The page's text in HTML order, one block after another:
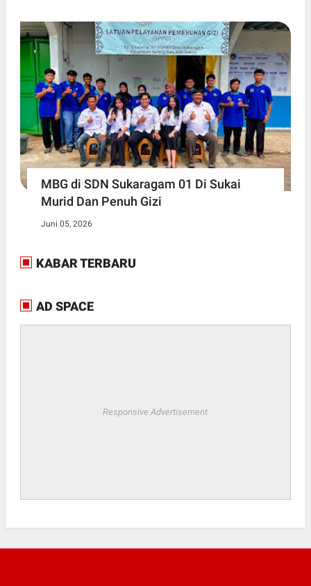
MBG di SDN Sukaragam 01 Di Sukai
Murid Dan Penuh Gizi
Juni 05, 2026
KABAR TERBARU
AD SPACE
Responsive Advertisement